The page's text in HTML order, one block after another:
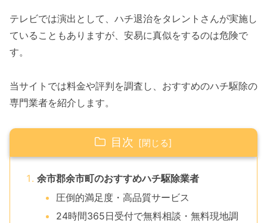
テレビでは演出として、ハチ退治をタレントさんが実施し
ていることもありますが、安易に真似をするのは危険で
す。
当サイトでは料金や評判を調査し、おすすめのハチ駆除の
専門業者を紹介します。
目次
余市郡余市町のおすすめハチ駆除業者
圧倒的満足度・高品質サービス
24時間365日受付で無料相談・無料現地調